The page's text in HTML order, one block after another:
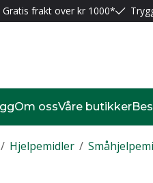
Gratis frakt over kr 1000*
Om ossVåre butikker
/ /
Hjelpemidler